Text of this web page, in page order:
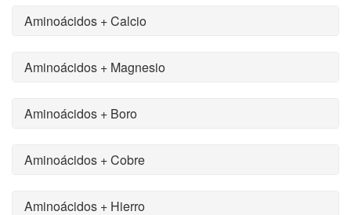
Aminoácidos + Calcio
Aminoácidos + Magnesio
Aminoácidos + Boro
Aminoácidos + Cobre
Aminoácidos + Hierro